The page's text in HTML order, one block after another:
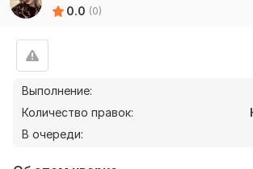
0.0 (0)
Выполнение:
Количество правок:
В очереди: